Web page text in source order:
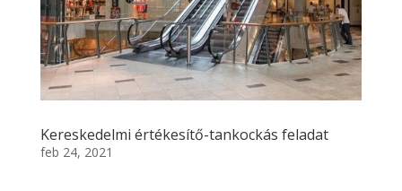
Kereskedelmi értékesítő-tankockás feladat
feb 24, 2021